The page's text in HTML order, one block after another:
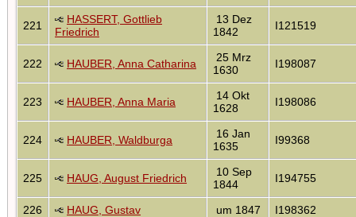
221
HASSERT, Gottlieb
Friedrich
13 Dez
1842
I121519
222 HAUBER, Anna Catharina
25 Mrz
1630
I198087
223 HAUBER, Anna Maria
14 Okt
1628
I198086
224 HAUBER, Waldburga
16 Jan
1635
I99368
225 HAUG, August Friedrich
10 Sep
1844
I194755
226 HAUG, Gustav um 1847 I198362